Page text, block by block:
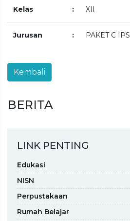
Kelas : XII
Jurusan : PAKET C IPS
BERITA
LINK PENTING
Edukasi
NISN
Perpustakaan
Rumah Belajar